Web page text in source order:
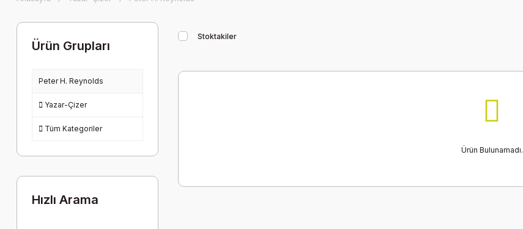
Ürün Grupları
Peter H. Reynolds
Yazar-Çizer
Tüm Kategoriler
Hızlı Arama
Stoktakiler
Ürün Bulunamadı.